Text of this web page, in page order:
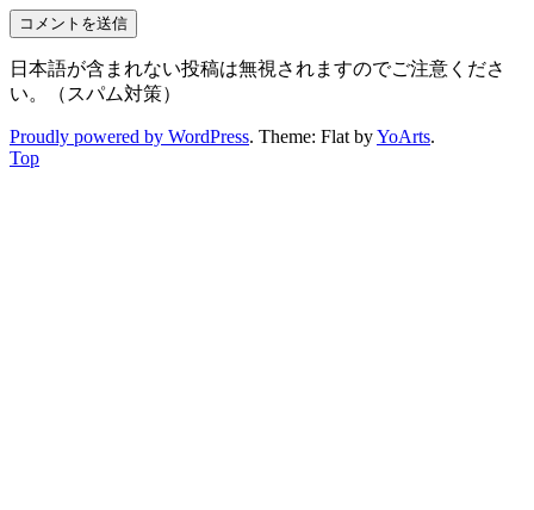
日本語が含まれない投稿は無視されますのでご注意くださ
い。（スパム対策）
Proudly powered by WordPress. Theme: Flat byYoArts.
Top